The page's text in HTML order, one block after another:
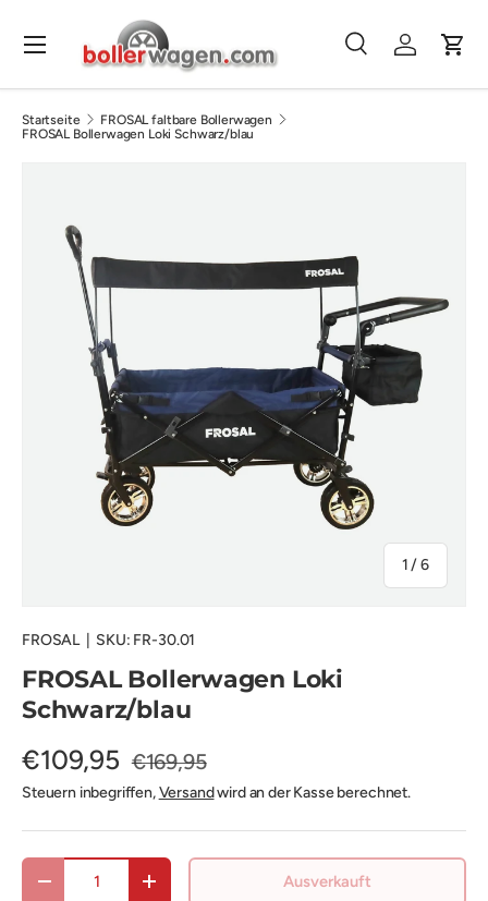
Direkt zum Inhalt
Suchen
SucheEinloggen
Menü
Startseite
FROSAL faltbare Bollerwagen
FROSAL Bollerwagen Loki Schwarz/blau
1 /von
6
FROSAL| SKU: FR-30.01
FROSAL Bollerwagen Loki
Schwarz/blau
€109,95 €169,95
Steuern inbegriffen,Versandwird an der Kasse berechnet.
Anzahl
Menge verringernMenge erhöhen Ausverkauft